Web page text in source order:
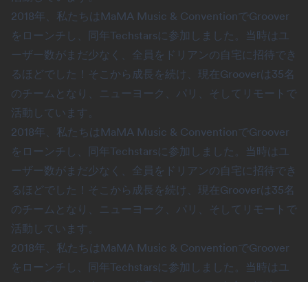
2018年、私たちはMaMA Music & ConventionでGroover
をローンチし、同年Techstarsに参加しました。当時はユ
ーザー数がまだ少なく、全員をドリアンの自宅に招待でき
るほどでした！そこから成長を続け、現在Grooverは35名
のチームとなり、ニューヨーク、パリ、そしてリモートで
活動しています。
2018年、私たちはMaMA Music & ConventionでGroover
をローンチし、同年Techstarsに参加しました。当時はユ
ーザー数がまだ少なく、全員をドリアンの自宅に招待でき
るほどでした！そこから成長を続け、現在Grooverは35名
のチームとなり、ニューヨーク、パリ、そしてリモートで
活動しています。
2018年、私たちはMaMA Music & ConventionでGroover
をローンチし、同年Techstarsに参加しました。当時はユ